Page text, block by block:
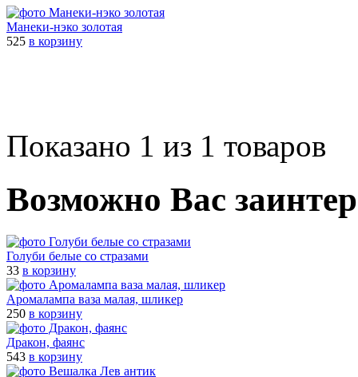
Манеки-нэко золотая
525 в корзину
Показано 1 из 1 товаров
Возможно Вас
Голуби белые со стразами
33 в корзину
Аромалампа ваза малая, шликер
250 в корзину
Дракон, фаянс
543 в корзину